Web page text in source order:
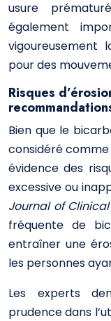
usure
également
vigoureusement
pour des
Risques
Bien que le
considéré comme
évidence des
excessive ou
Journal of
fréquente de
entraîner une
les personnes
Les experts
prudence dans